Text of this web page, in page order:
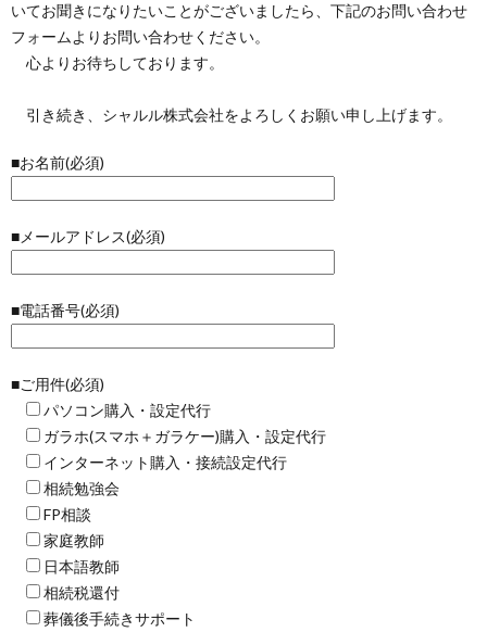
いてお聞きになりたいことがございましたら、下記のお問い合わせ
フォームよりお問い合わせください。
心よりお待ちしております。
引き続き、シャルル株式会社をよろしくお願い申し上げます。
■お名前(必須)
■メールアドレス(必須)
■電話番号(必須)
■ご用件(必須)
パソコン購入・設定代行
ガラホ(スマホ＋ガラケー)購入・設定代行
インターネット購入・接続設定代行
相続勉強会
FP相談
家庭教師
日本語教師
相続税還付
葬儀後手続きサポート